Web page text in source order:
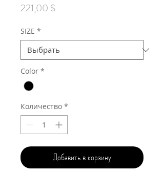
221,00 $Цена
SIZE *
Color *
Количество *
Добавить в корзину